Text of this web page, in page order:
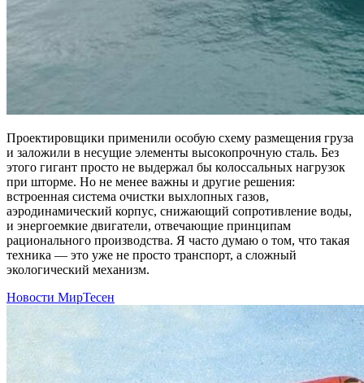
Проектировщики применили особую схему размещения груза
и заложили в несущие элементы высокопрочную сталь. Без
этого гигант просто не выдержал бы колоссальных нагрузок
при шторме. Но не менее важны и другие решения:
встроенная система очистки выхлопных газов,
аэродинамический корпус, снижающий сопротивление воды,
и энергоемкие двигатели, отвечающие принципам
рационального производства. Я часто думаю о том, что такая
техника — это уже не просто транспорт, а сложный
экологический механизм.
Новости МирТесен